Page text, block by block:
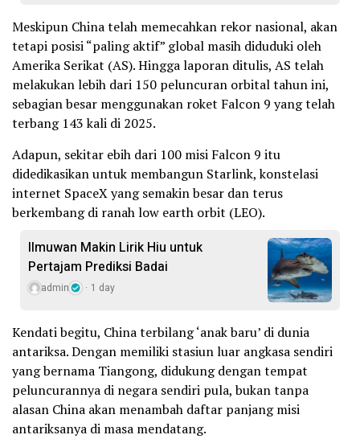
Meskipun China telah memecahkan rekor nasional, akan
tetapi posisi “paling aktif” global masih diduduki oleh
Amerika Serikat (AS). Hingga laporan ditulis, AS telah
melakukan lebih dari 150 peluncuran orbital tahun ini,
sebagian besar menggunakan roket Falcon 9 yang telah
terbang 143 kali di 2025.
Adapun, sekitar ebih dari 100 misi Falcon 9 itu
didedikasikan untuk membangun Starlink, konstelasi
internet SpaceX yang semakin besar dan terus
berkembang di ranah low earth orbit (LEO).
Ilmuwan Makin Lirik Hiu untuk
Pertajam Prediksi Badai
admin 1 day
Kendati begitu, China terbilang ‘anak baru’ di dunia
antariksa. Dengan memiliki stasiun luar angkasa sendiri
yang bernama Tiangong, didukung dengan tempat
peluncurannya di negara sendiri pula, bukan tanpa
alasan China akan menambah daftar panjang misi
antariksanya di masa mendatang.